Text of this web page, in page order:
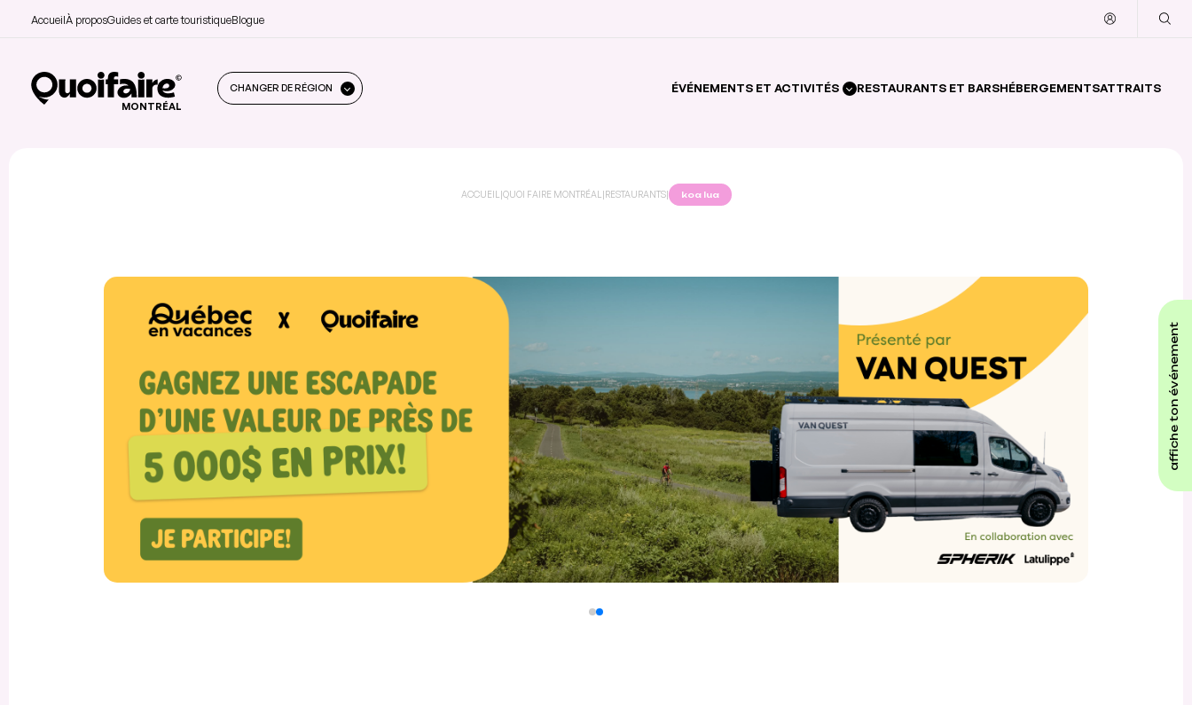
AccueilÀ proposGuides et carte touristiqueBlogue
MONTRÉAL
CHANGER DE RÉGION ÉVÉNEMENTS ET ACTIVITÉS RESTAURANTS ET BARSHÉBERGEMENTSATTRAITS
affiche ton événement
ACCUEIL |QUOI FAIRE MONTRÉAL |RESTAURANTS| koa lua